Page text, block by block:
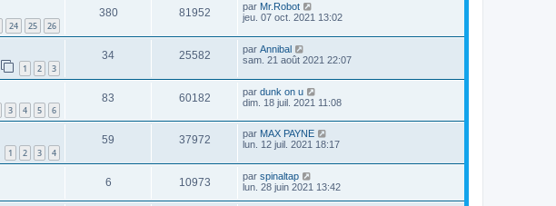
24 25 26
380 81952 par Mr.Robot
jeu. 07 oct. 2021 13:02
1 2 3
34 25582 par Annibal
sam. 21 août 2021 22:07
3 4 5 6
83 60182 par dunk on u
dim. 18 juil. 2021 11:08
1 2 3 4
59 37972 par MAX PAYNE
lun. 12 juil. 2021 18:17
6 10973 par spinaltap
lun. 28 juin 2021 13:42